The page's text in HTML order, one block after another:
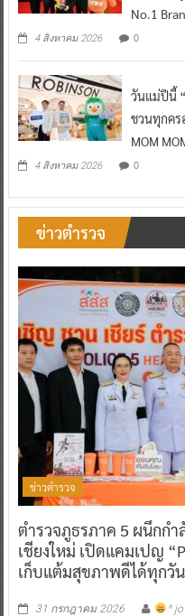
No.1
4 สิงหาคม 2026 0
วันแม่ปีนี้
ชวนทุกคร
MOM
4 สิงหาคม 2026 0
ข่าวตำรวจ
ข่าวตำรวจ
ตำรวจภูธรภาค 5 ผนึกกำ
เชียงใหม่ เปิดแคมเปญ
เก็บแต้มสุขภาพดีได้ทุกวั
31 กรกฎาคม 2026 ^ jo